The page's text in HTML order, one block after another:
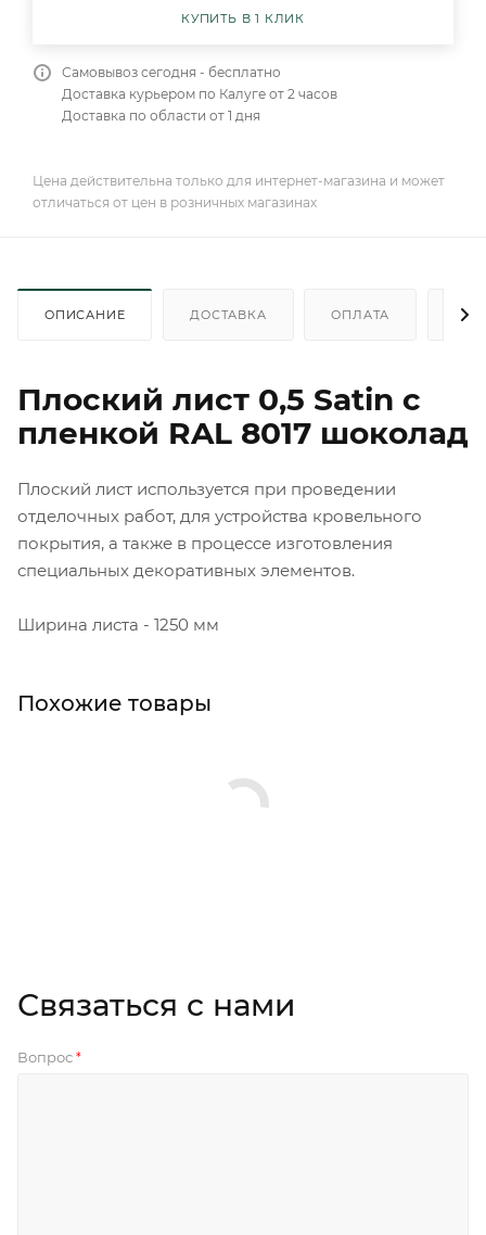
КУПИТЬ В 1 КЛИК
Самовывоз сегодня - бесплатно
Доставка курьером по Калуге от 2 часов
Доставка по области от 1 дня
Цена действительна только для интернет-магазина и может
отличаться от цен в розничных магазинах
ОПИСАНИЕ ДОСТАВКА ОПЛАТА
Плоский лист 0,5 Satin с
пленкой RAL 8017 шоколад
Плоский лист используется при проведении
отделочных работ, для устройства кровельного
покрытия, а также в процессе изготовления
специальных декоративных элементов.
Ширина листа - 1250 мм
Похожие товары
Связаться с нами
Вопрос *